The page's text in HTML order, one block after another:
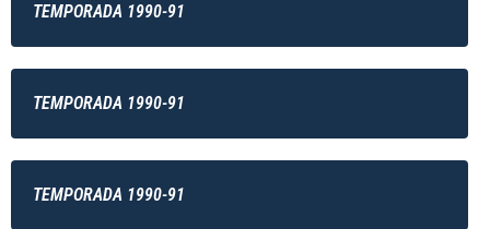
TEMPORADA 1990-91
TEMPORADA 1990-91
TEMPORADA 1990-91